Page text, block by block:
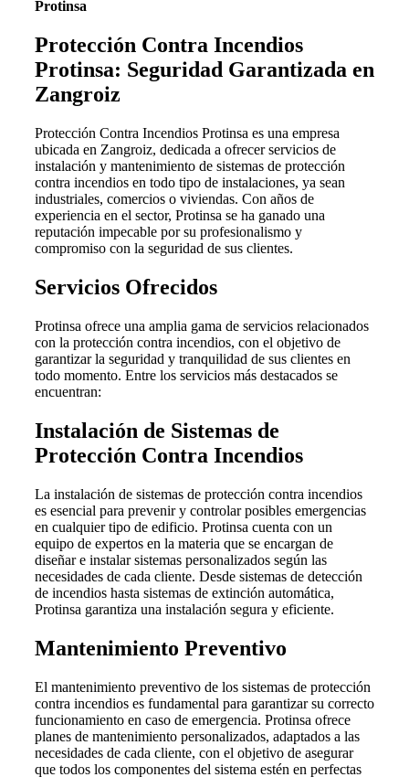
Protinsa
Protección Contra Incendios
Protinsa: Seguridad Garantizada en
Zangroiz
Protección Contra Incendios Protinsa es una empresa
ubicada en Zangroiz, dedicada a ofrecer servicios de
instalación y mantenimiento de sistemas de protección
contra incendios en todo tipo de instalaciones, ya sean
industriales, comercios o viviendas. Con años de
experiencia en el sector, Protinsa se ha ganado una
reputación impecable por su profesionalismo y
compromiso con la seguridad de sus clientes.
Servicios Ofrecidos
Protinsa ofrece una amplia gama de servicios relacionados
con la protección contra incendios, con el objetivo de
garantizar la seguridad y tranquilidad de sus clientes en
todo momento. Entre los servicios más destacados se
encuentran:
Instalación de Sistemas de
Protección Contra Incendios
La instalación de sistemas de protección contra incendios
es esencial para prevenir y controlar posibles emergencias
en cualquier tipo de edificio. Protinsa cuenta con un
equipo de expertos en la materia que se encargan de
diseñar e instalar sistemas personalizados según las
necesidades de cada cliente. Desde sistemas de detección
de incendios hasta sistemas de extinción automática,
Protinsa garantiza una instalación segura y eficiente.
Mantenimiento Preventivo
El mantenimiento preventivo de los sistemas de protección
contra incendios es fundamental para garantizar su correcto
funcionamiento en caso de emergencia. Protinsa ofrece
planes de mantenimiento personalizados, adaptados a las
necesidades de cada cliente, con el objetivo de asegurar
que todos los componentes del sistema estén en perfectas